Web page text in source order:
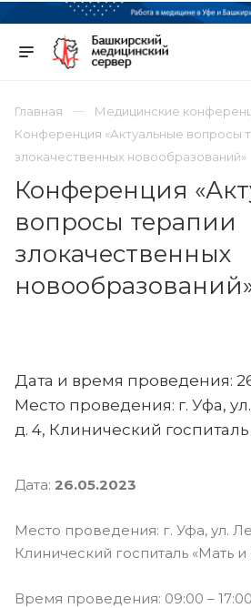
Главная
Медицинские
Конференция «Актуальные вопросы
злокачественных новообразований»
Конференция
вопросы терапии
злокачественных
Дата и время проведения:
Место проведения: г. Уфа,
д. 4, Клинический
Дата: 26.05.2023
Место проведения: г. Уфа, ул.
Клинический госпиталь «Мать и
Время проведения: 09:00 –